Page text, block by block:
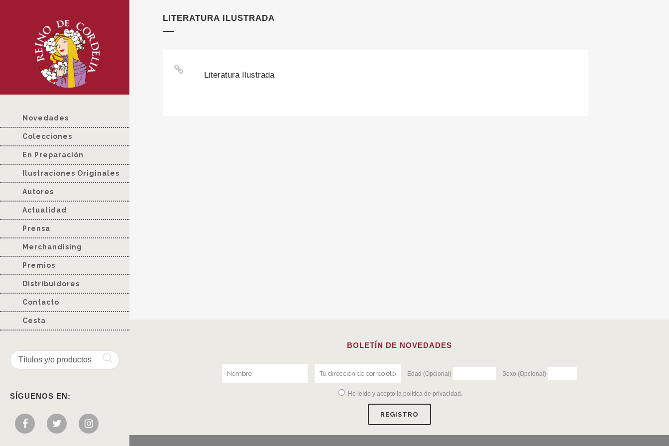
Novedades
Colecciones
En Preparación
Ilustraciones Originales
Autores
Actualidad
Prensa
Merchandising
Premios
Distribuidores
Contacto
Cesta
SÍGUENOS EN:
LITERATURA ILUSTRADA
Literatura Ilustrada
BOLETÍN DE NOVEDADES
Edad (Opcional) Sexo (Opcional)
He leído y acepto la política de privacidad .